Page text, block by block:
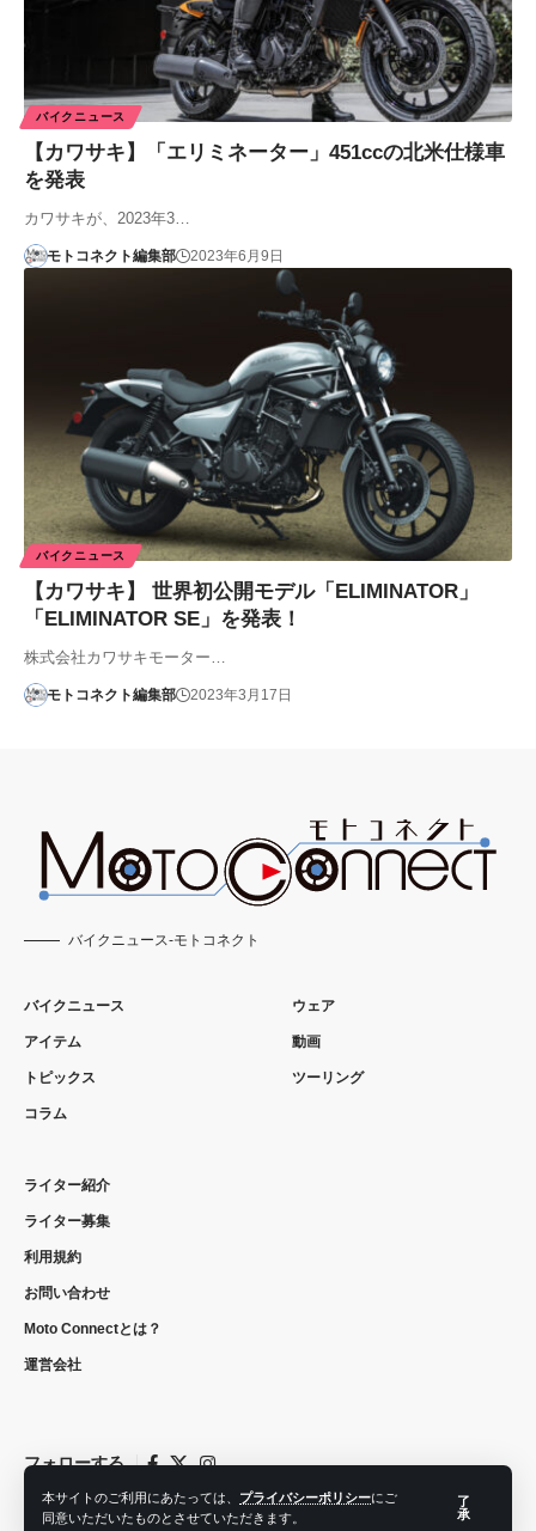
本サイトのご利用にあたっては、 プライバシーポリシーにご
同意いただいたものとさせていただきます。
了
承
バイクニュース
【カワサキ】「エリミネーター」451ccの北米仕様車
を発表
カワサキが、2023年3…
モトコネクト編集部 2023年6月9日
バイクニュース
【カワサキ】 世界初公開モデル「ELIMINATOR」
「ELIMINATOR SE」を発表！
株式会社カワサキモーター…
モトコネクト編集部 2023年3月17日
バイクニュース-モトコネクト
バイクニュース
アイテム
トピックス
コラム
ウェア
動画
ツーリング
ライター紹介
ライター募集
利用規約
お問い合わせ
Moto Connectとは？
運営会社
フォローする
© 2022 moto connect. All Rights Reserved.